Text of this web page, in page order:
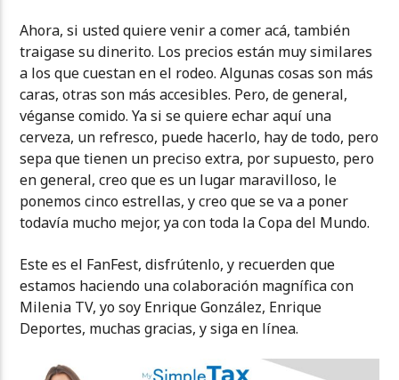
Ahora, si usted quiere venir a comer acá, también
traigase su dinerito. Los precios están muy similares
a los que cuestan en el rodeo. Algunas cosas son más
caras, otras son más accesibles. Pero, de general,
véganse comido. Ya si se quiere echar aquí una
cerveza, un refresco, puede hacerlo, hay de todo, pero
sepa que tienen un preciso extra, por supuesto, pero
en general, creo que es un lugar maravilloso, le
ponemos cinco estrellas, y creo que se va a poner
todavía mucho mejor, ya con toda la Copa del Mundo.
Este es el FanFest, disfrútenlo, y recuerden que
estamos haciendo una colaboración magnífica con
Milenia TV, yo soy Enrique González, Enrique
Deportes, muchas gracias, y siga en línea.